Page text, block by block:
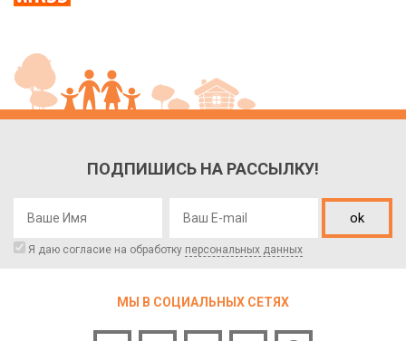
ПОДПИШИСЬ НА РАССЫЛКУ!
ok
Я даю согласие на обработку персональных данных
МЫ В СОЦИАЛЬНЫХ СЕТЯХ